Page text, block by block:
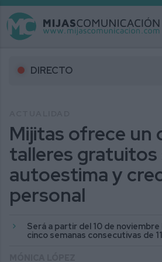
DIRECTO
Mijitas ofrece un
talleres gratuitos
autoestima y
personal
Será a partir del 10 de
cinco semanas consecutivas de